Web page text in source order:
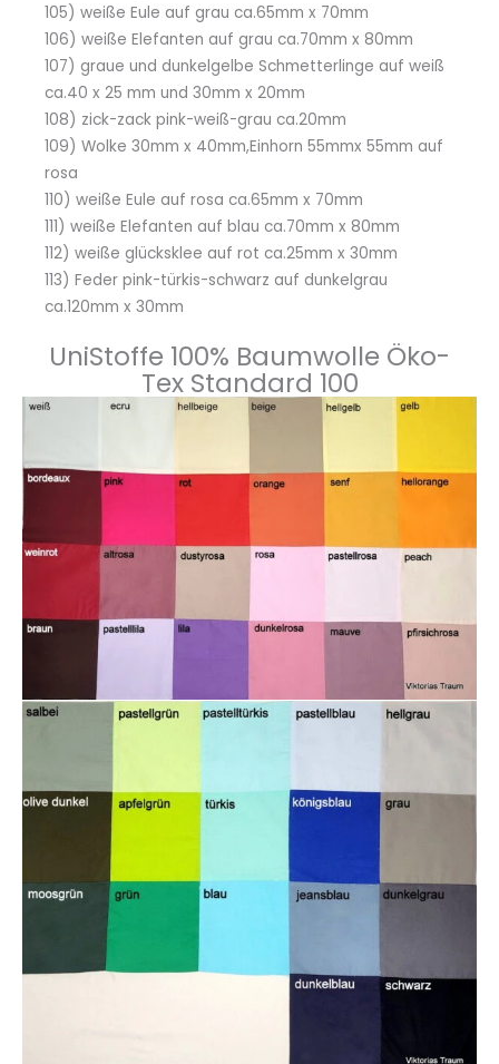
105) weiße Eule auf grau ca.65mm x 70mm
106) weiße Elefanten auf grau ca.70mm x 80mm
107) graue und dunkelgelbe Schmetterlinge auf weiß
ca.40 x 25 mm und 30mm x 20mm
108) zick-zack pink-weiß-grau ca.20mm
109) Wolke 30mm x 40mm,Einhorn 55mmx 55mm auf
rosa
110) weiße Eule auf rosa ca.65mm x 70mm
111) weiße Elefanten auf blau ca.70mm x 80mm
112) weiße glücksklee auf rot ca.25mm x 30mm
113) Feder pink-türkis-schwarz auf dunkelgrau
ca.120mm x 30mm
UniStoffe 100% Baumwolle Öko-
Tex Standard 100